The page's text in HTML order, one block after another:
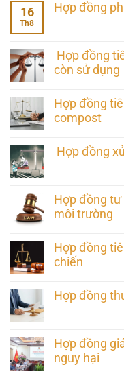
16
Th8
Hợp đồng
Hợp đồng
còn sử dụng
Hợp đồng
compost
Hợp đồng
Hợp đồng
môi trường
Hợp đồng
chiến
Hợp đồng
Hợp đồng
nguy hại